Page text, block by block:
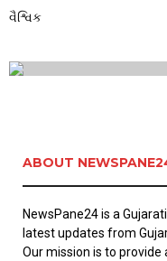
વૈશ્વિક
ABOUT
NewsPane24 is a
latest updates from
Our mission is to